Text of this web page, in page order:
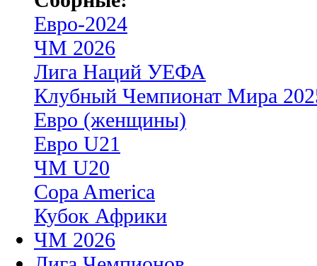
Евро-2024
ЧМ 2026
Лига Наций УЕФА
Клубный Чемпионат Мира
Евро (женщины)
Евро U21
ЧМ U20
Copa America
Кубок Африки
ЧМ 2026